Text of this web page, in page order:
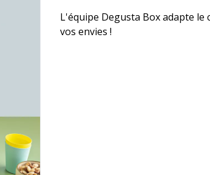
L'équipe Degusta Box adapte
vos envies !